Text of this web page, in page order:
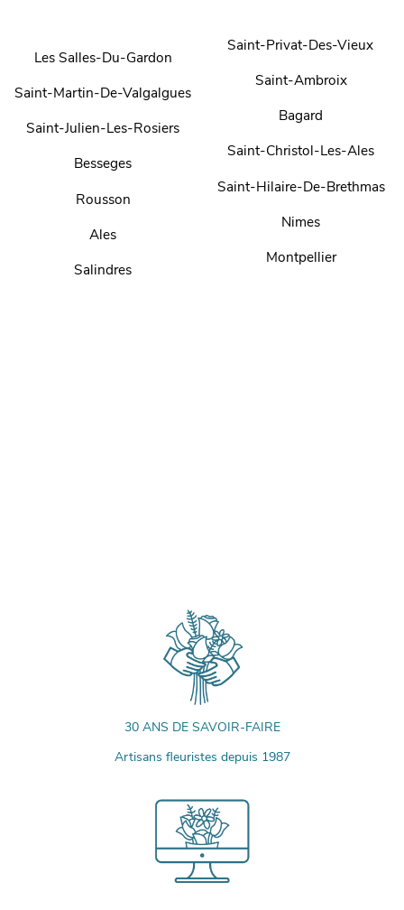
Les Salles-Du-Gardon
Saint-Martin-De-Valgalgues
Saint-Julien-Les-Rosiers
Besseges
Rousson
Ales
Salindres
Saint-Privat-Des-Vieux
Saint-Ambroix
Bagard
Saint-Christol-Les-Ales
Saint-Hilaire-De-Brethmas
Nimes
Montpellier
30 ANS DE SAVOIR-FAIRE
Artisans fleuristes depuis 1987